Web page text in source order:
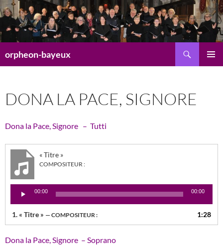
Aller
au
contenu
orpheon-bayeux
DONA LA PACE, SIGNORE
Dona la Pace, Signore – Tutti
« Titre »
COMPOSITEUR :
audio
00:00 00:00
1. « Titre » — COMPOSITEUR : 1:28
Dona la Pace, Signore – Soprano